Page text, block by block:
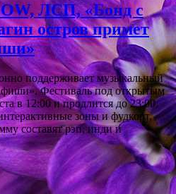
ЛСП, «Бонд с
остров примет
поддерживает музыкальный
Фестиваль под открытым
в 12:00 и продлится до 23:00.
зоны и фудкорт.
составят рэп, инди и